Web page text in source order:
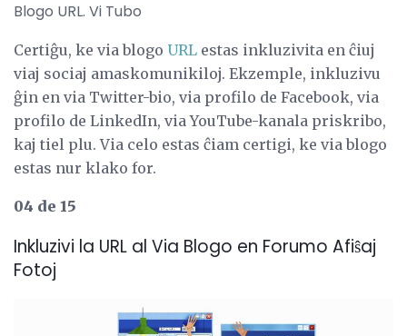
Blogo URL. Vi Tubo
Certiĝu, ke via blogo URL estas inkluzivita en ĉiuj
viaj sociaj amaskomunikiloj. Ekzemple, inkluzivu
ĝin en via Twitter-bio, via profilo de Facebook, via
profilo de LinkedIn, via YouTube-kanala priskribo,
kaj tiel plu. Via celo estas ĉiam certigi, ke via blogo
estas nur klako for.
04 de 15
Inkluzivi la URL al Via Blogo en Forumo Afiŝaj
Fotoj